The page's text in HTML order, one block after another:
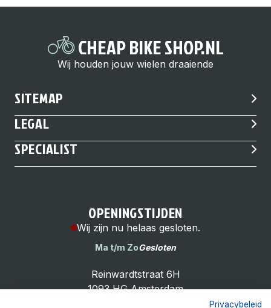
CHEAP BIKE SHOP.NL
Wij houden jouw wielen draaiende
SITEMAP
LEGAL
SPECIALIST
OPENINGSTIJDEN
Wij zijn nu helaas gesloten.
Ma t/m ZoGesloten
Reinwardtstraat 6H
1093 HG Amsterdam
Privacybeleid